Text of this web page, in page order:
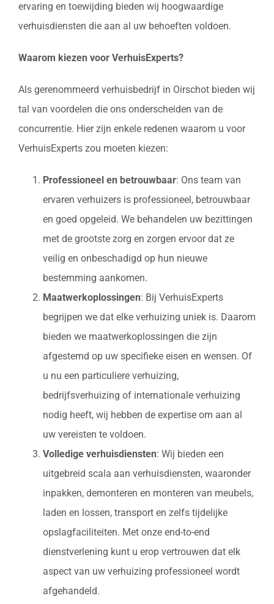
ervaring en toewijding bieden wij hoogwaardige
verhuisdiensten die aan al uw behoeften voldoen.
Waarom kiezen voor VerhuisExperts?
Als gerenommeerd verhuisbedrijf in Oirschot bieden wij
tal van voordelen die ons onderscheiden van de
concurrentie. Hier zijn enkele redenen waarom u voor
VerhuisExperts zou moeten kiezen:
Professioneel en betrouwbaar: Ons team van
ervaren verhuizers is professioneel, betrouwbaar
en goed opgeleid. We behandelen uw bezittingen
met de grootste zorg en zorgen ervoor dat ze
veilig en onbeschadigd op hun nieuwe
bestemming aankomen.
Maatwerkoplossingen: Bij VerhuisExperts
begrijpen we dat elke verhuizing uniek is. Daarom
bieden we maatwerkoplossingen die zijn
afgestemd op uw specifieke eisen en wensen. Of
u nu een particuliere verhuizing,
bedrijfsverhuizing of internationale verhuizing
nodig heeft, wij hebben de expertise om aan al
uw vereisten te voldoen.
Volledige verhuisdiensten: Wij bieden een
uitgebreid scala aan verhuisdiensten, waaronder
inpakken, demonteren en monteren van meubels,
laden en lossen, transport en zelfs tijdelijke
opslagfaciliteiten. Met onze end-to-end
dienstverlening kunt u erop vertrouwen dat elk
aspect van uw verhuizing professioneel wordt
afgehandeld.